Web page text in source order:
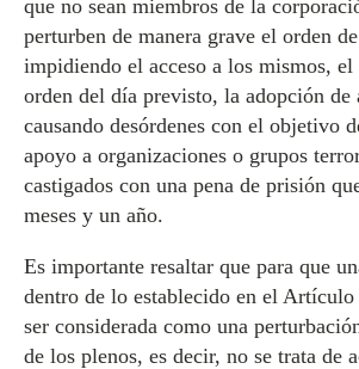
que no sean miembros de la
perturben de manera grave el orden
impidiendo el acceso a los mismos,
orden del día previsto, la adopción de
causando desórdenes con el objetivo
apoyo a organizaciones o grupos
castigados con una pena de prisión
meses y un año.
Es importante resaltar que para que
dentro de lo establecido en el Artículo
ser considerada como una
de los plenos, es decir, no se trata de